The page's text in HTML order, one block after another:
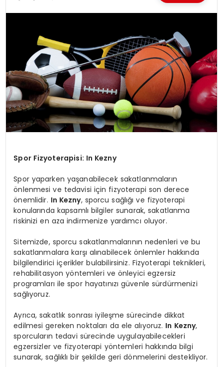
Spor Fizyoterapisi: In Kezny
Spor yaparken yaşanabilecek sakatlanmaların
önlenmesi ve tedavisi için fizyoterapi son derece
önemlidir. In Kezny, sporcu sağlığı ve fizyoterapi
konularında kapsamlı bilgiler sunarak, sakatlanma
riskinizi en aza indirmenize yardımcı oluyor.
Sitemizde, sporcu sakatlanmalarının nedenleri ve bu
sakatlanmalara karşı alınabilecek önlemler hakkında
bilgilendirici içerikler bulabilirsiniz. Fizyoterapi teknikleri,
rehabilitasyon yöntemleri ve önleyici egzersiz
programları ile spor hayatınızı güvenle sürdürmenizi
sağlıyoruz.
Ayrıca, sakatlık sonrası iyileşme sürecinde dikkat
edilmesi gereken noktaları da ele alıyoruz. In Kezny,
sporcuların tedavi sürecinde uygulayabilecekleri
egzersizler ve fizyoterapi yöntemleri hakkında bilgi
sunarak, sağlıklı bir şekilde geri dönmelerini destekliyor.